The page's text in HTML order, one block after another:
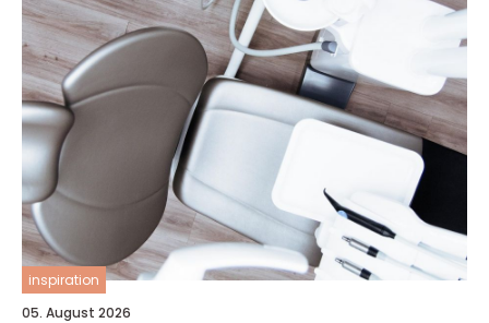
inspiration
05. August 2026